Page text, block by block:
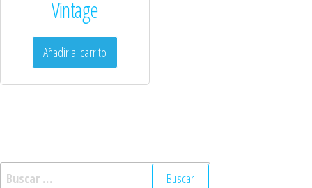
Vintage
Añadir al carrito